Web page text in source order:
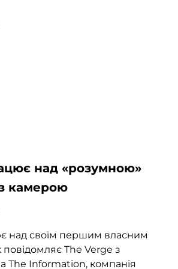
над «розумною»
камерою
над своїм першим власним
The Verge з
The Information, компанія